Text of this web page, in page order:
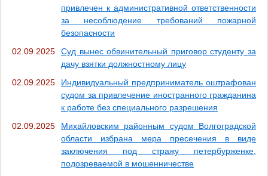
привлечен к административной ответственности
за несоблюдение требований пожарной
безопасности
02.09.2025
Суд вынес обвинительный приговор студенту за
дачу взятки должностному лицу
02.09.2025
Индивидуальный предприниматель оштрафован
судом за привлечение иностранного гражданина
к работе без специального разрешения
02.09.2025
Михайловским районным судом Волгоградской
области избрана мера пресечения в виде
заключения под стражу петербурженке,
подозреваемой в мошенничестве